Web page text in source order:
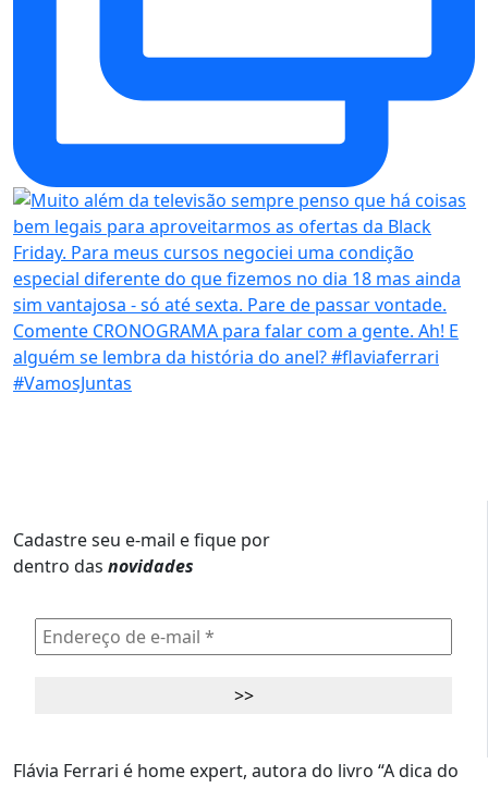
Cadastre seu e-mail e fique por
dentro das novidades
Flávia Ferrari é home expert, autora do livro “A dica do